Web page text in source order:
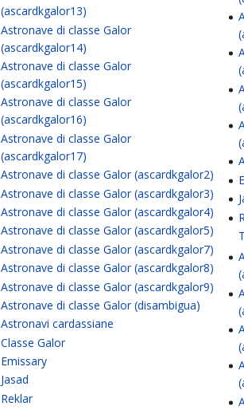
(ascardkgalor13)
Astronave di classe Galor
(ascardkgalor14)
Astronave di classe Galor
(ascardkgalor15)
Astronave di classe Galor
(ascardkgalor16)
Astronave di classe Galor
(ascardkgalor17)
Astronave di classe Galor (ascardkgalor2)
Astronave di classe Galor (ascardkgalor3)
Astronave di classe Galor (ascardkgalor4)
Astronave di classe Galor (ascardkgalor5)
Astronave di classe Galor (ascardkgalor7)
Astronave di classe Galor (ascardkgalor8)
Astronave di classe Galor (ascardkgalor9)
Astronave di classe Galor (disambigua)
Astronavi cardassiane
Classe Galor
Emissary
Jasad
Reklar